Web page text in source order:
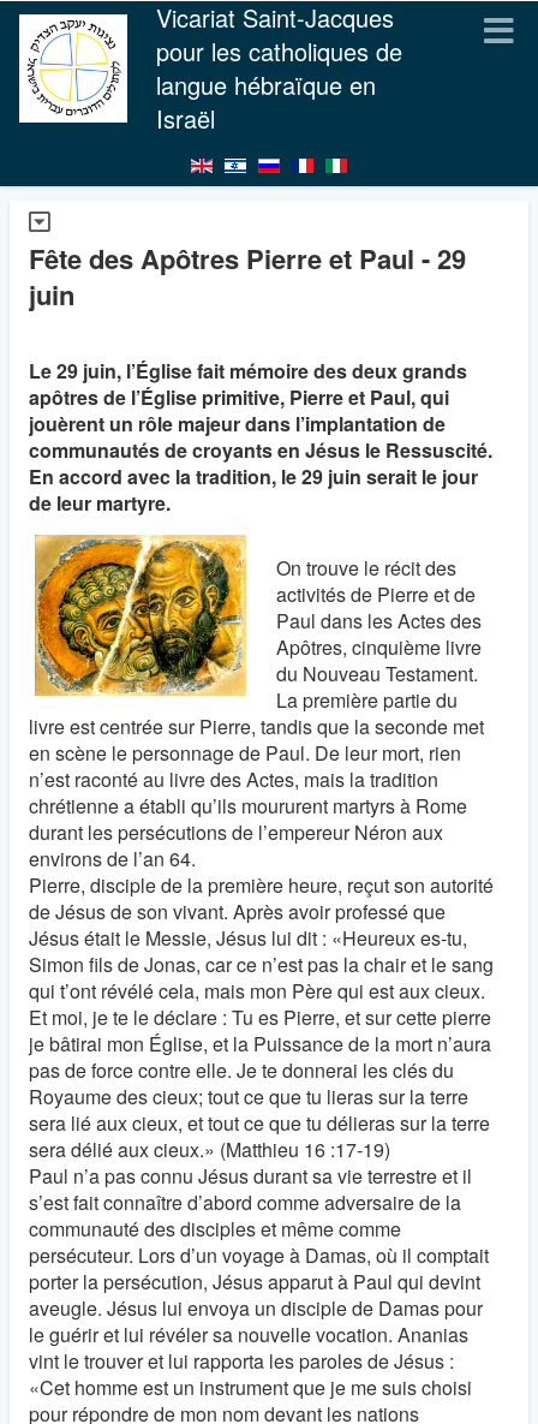
Vicariat Saint-Jacques
pour les catholiques de
langue hébraïque en
Israël
Fête des Apôtres Pierre et Paul - 29
juin
Le 29 juin, l’Église fait mémoire des deux grands
apôtres de l’Église primitive, Pierre et Paul, qui
jouèrent un rôle majeur dans l’implantation de
communautés de croyants en Jésus le Ressuscité.
En accord avec la tradition, le 29 juin serait le jour
de leur martyre.
On trouve le récit des
activités de Pierre et de
Paul dans les Actes des
Apôtres, cinquième livre
du Nouveau Testament.
La première partie du
livre est centrée sur Pierre, tandis que la seconde met
en scène le personnage de Paul. De leur mort, rien
n’est raconté au livre des Actes, mais la tradition
chrétienne a établi qu’ils moururent martyrs à Rome
durant les persécutions de l’empereur Néron aux
environs de l’an 64.
Pierre, disciple de la première heure, reçut son autorité
de Jésus de son vivant. Après avoir professé que
Jésus était le Messie, Jésus lui dit : «Heureux es-tu,
Simon fils de Jonas, car ce n’est pas la chair et le sang
qui t’ont révélé cela, mais mon Père qui est aux cieux.
Et moi, je te le déclare : Tu es Pierre, et sur cette pierre
je bâtirai mon Église, et la Puissance de la mort n’aura
pas de force contre elle. Je te donnerai les clés du
Royaume des cieux; tout ce que tu lieras sur la terre
sera lié aux cieux, et tout ce que tu délieras sur la terre
sera délié aux cieux.» (Matthieu 16 :17-19)
Paul n’a pas connu Jésus durant sa vie terrestre et il
s’est fait connaître d’abord comme adversaire de la
communauté des disciples et même comme
persécuteur. Lors d’un voyage à Damas, où il comptait
porter la persécution, Jésus apparut à Paul qui devint
aveugle. Jésus lui envoya un disciple de Damas pour
le guérir et lui révéler sa nouvelle vocation. Ananias
vint le trouver et lui rapporta les paroles de Jésus :
«Cet homme est un instrument que je me suis choisi
pour répondre de mon nom devant les nations